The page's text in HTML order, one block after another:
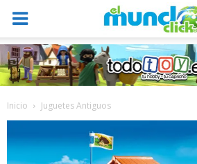
Inicio Juguetes Antiguos